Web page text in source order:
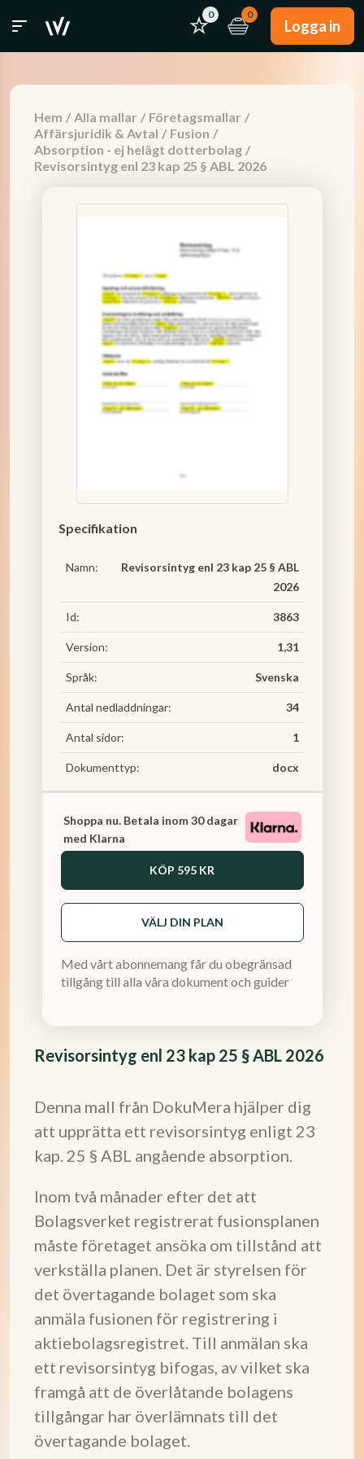
0 0
Logga in
Hem / Alla mallar / Företagsmallar /
Affärsjuridik & Avtal / Fusion /
Absorption - ej helägt dotterbolag /
Revisorsintyg enl 23 kap 25 § ABL 2026
Revisorsintyg enl 23 kap 25 § ABL 2026
Denna mall från DokuMera hjälper dig
att upprätta ett revisorsintyg enligt 23
kap. 25 § ABL angående absorption.
Inom två månader efter det att
Bolagsverket registrerat fusionsplanen
måste företaget ansöka om tillstånd att
verkställa planen. Det är styrelsen för
det övertagande bolaget som ska
anmäla fusionen för registrering i
aktiebolagsregistret. Till anmälan ska
ett revisorsintyg bifogas, av vilket ska
framgå att de överlåtande bolagens
tillgångar har överlämnats till det
övertagande bolaget.
Specifikation
Namn:
Revisorsintyg enl 23 kap 25 § ABL
2026
Id: 3863
Version: 1,31
Språk: Svenska
Antal nedladdningar: 34
Antal sidor: 1
Dokumenttyp: docx
Shoppa nu. Betala inom 30 dagar
med Klarna
KÖP 595 KR
VÄLJ DIN PLAN
Med vårt abonnemang får du obegränsad
tillgång till alla våra dokument och guider